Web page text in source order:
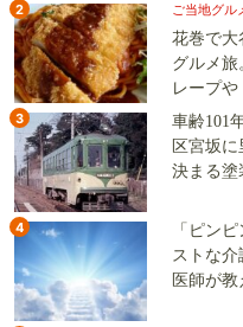
2 ご当地グル
花巻で大
グルメ旅
レープ
3
車齢101
区宮坂
決まる塗
4
「ピン
ストな
医師が